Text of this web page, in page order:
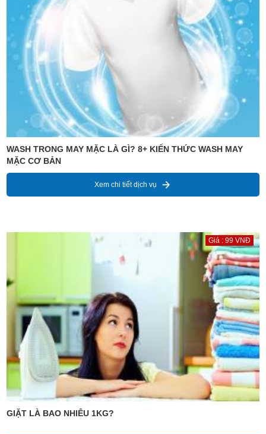
WASH TRONG MAY MẶC LÀ GÌ? 8+ KIẾN THỨC WASH MAY
MẶC CƠ BẢN
Xem chi tiết dịch vụ
Giá : 99 VNĐ
GIẶT LÀ BAO NHIÊU 1KG?